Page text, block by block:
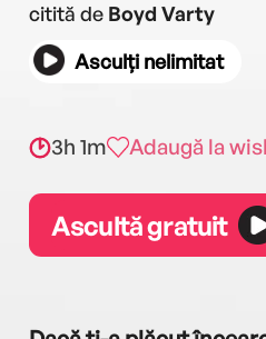
citită de Boyd Varty
Asculți nelimitat
3h 1m Adaugă la
Ascultă gratuit